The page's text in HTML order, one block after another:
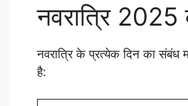
नवरात्रि 2025
नवरात्रि के प्रत्येक दिन का संबंध
है: